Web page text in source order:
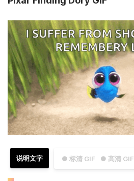
● 标清 GIF ● 高清 GIF
说明文字